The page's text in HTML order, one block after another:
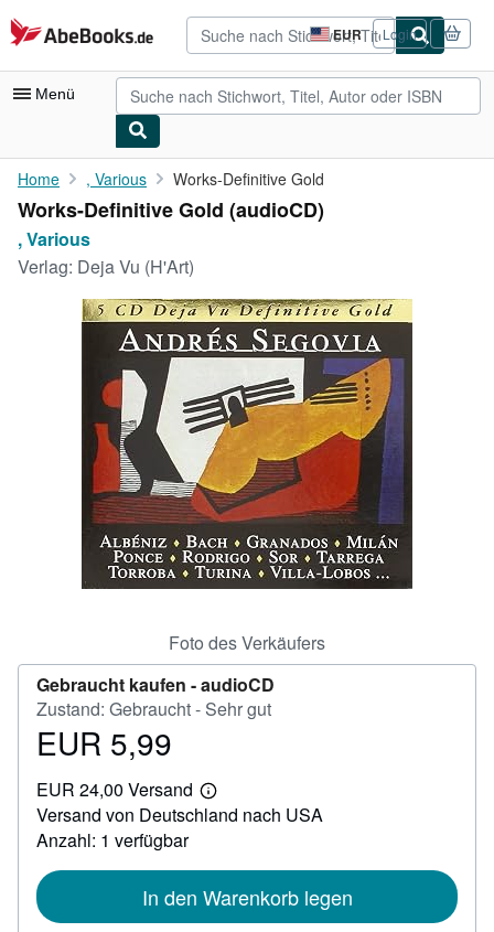
Zum Hauptinhalt
AbeBooks.de EUR
Seite
der
Einkaufseinstellungen.
Login
Menü
Nutzerkonto
Meine Bestellungen
Detailsuche
Antiquarische Bücher
Kunst & Sammlerstücke
Verkäufer werden
SCHLIESSEN
Home , Various Works-Definitive Gold
Works-Definitive Gold (audioCD)
, Various
Verlag: Deja Vu (H'Art)
Foto des Verkäufers
Gebraucht kaufen -audioCD
Zustand: Gebraucht - Sehr gut
Preis
5,99
EUR 5,99
EUR 24,00 Versand
Weitere
Informationen
Versand von Deutschland nach USA
Anzahl: 1 verfügbar
In den Warenkorb legen